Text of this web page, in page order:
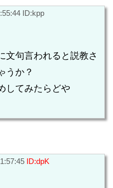
ID:kpp
文句言われると説教さ
うか？
してみたらどや
ID:dpK